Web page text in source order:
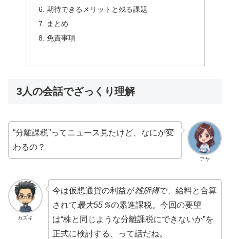
期待できるメリットと残る課題
まとめ
免責事項
3人の会話でざっくり理解
アヤ
“分離課税”ってニュース見たけど、なにが変
わるの？
カズキ
今は仮想通貨の利益が雑所得で、給料と合算
されて 最大55％の累進課税。今回の要望
は“株と同じような分離課税にできないか”を
正式に検討する、って話だね。